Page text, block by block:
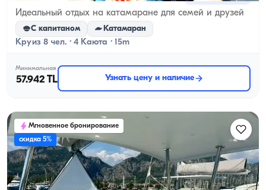
Идеальный отдых на катамаране для семей и друзей
С капитаном Катамаран
Круиз 8 чел. · 4 Каюта · 15m
Минимальная
57.942 TL Узнать цену и наличие
Мгновенное бронирование
скидка 5%